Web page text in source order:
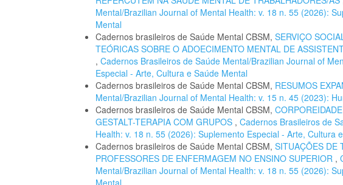
Mental/Brazilian Journal of Mental Health: v. 18 n. 55 (2026):
Mental
Cadernos brasileiros de Saúde Mental CBSM, SERVIÇO
TEÓRICAS SOBRE O ADOECIMENTO MENTAL DE
, Cadernos Brasileiros de Saúde Mental/Brazilian Journal of
Especial - Arte, Cultura e Saúde Mental
Cadernos brasileiros de Saúde Mental CBSM, RESUMOS
Mental/Brazilian Journal of Mental Health: v. 15 n. 45 (2023):
Cadernos brasileiros de Saúde Mental CBSM,
GESTALT-TERAPIA COM GRUPOS , Cadernos Brasileiros de
Health: v. 18 n. 55 (2026): Suplemento Especial - Arte, Cultura
Cadernos brasileiros de Saúde Mental CBSM, SITUAÇÕES DE
PROFESSORES DE ENFERMAGEM NO ENSINO SUPERIOR ,
Mental/Brazilian Journal of Mental Health: v. 18 n. 55 (2026):
Mental